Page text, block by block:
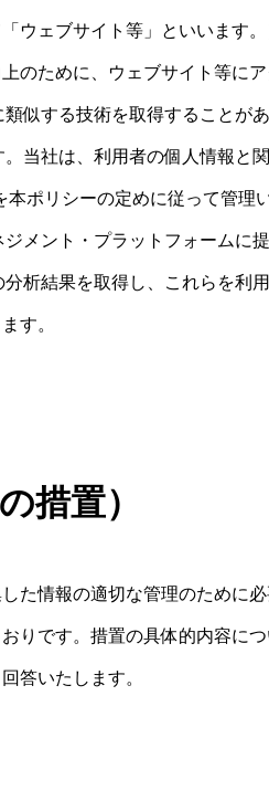
ウェブサイト等」といいます
のために、ウェブサイト等にア
似する技術を取得することが
当社は、利用者の個人情報と
ポリシーの定めに従って管理
メント・プラットフォームに
析結果を取得し、これらを利
す。
措置）
た情報の適切な管理のために
りです。措置の具体的内容に
答いたします。